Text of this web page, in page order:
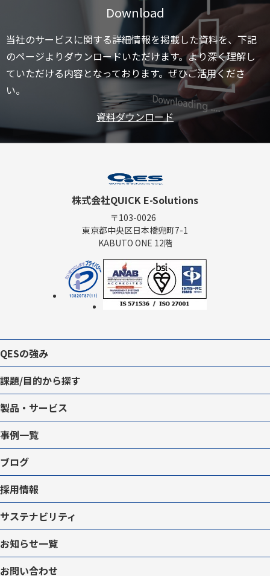
Download
当社のサービスに関する詳細情報を掲載した資料を、下記
のページよりダウンロードいただけます。より深く理解し
ていただける内容となっております。ぜひご活用くださ
い。
資料ダウンロード
株式会社QUICK E-Solutions
〒103-0026
東京都中央区日本橋兜町7-1
KABUTO ONE 12階
QESの強み
課題/目的から探す
製品・サービス
事例一覧
ブログ
採用情報
サステナビリティ
お知らせ一覧
お問い合わせ